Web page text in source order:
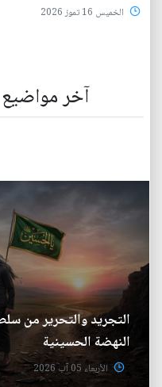
الخميس 16 تموز 2026
آخر
التجريد والتحرير من
النهضة الحسينية
الأربعاء 05 آب 2026